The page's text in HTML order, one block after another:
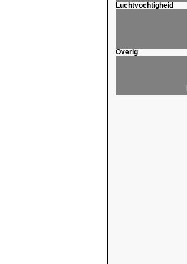
Luchtvochtigheid
Overig